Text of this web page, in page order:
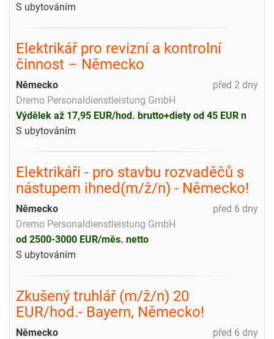
S ubytováním
Elektrikář pro revizní a kontrolní
činnost – Německo
před 2 dny
Německo
Dremo Personaldienstleistung GmbH
Výdělek až 17,95 EUR/hod. brutto+diety od 45 EUR n
S ubytováním
Elektrikáři - pro stavbu rozvaděčů s
nástupem ihned(m/ž/n) - Německo!
před 6 dny
Německo
Dremo Personaldienstleistung GmbH
od 2500-3000 EUR/měs. netto
S ubytováním
Zkušený truhlář (m/ž/n) 20
EUR/hod.- Bayern, Německo!
před 6 dny
Německo